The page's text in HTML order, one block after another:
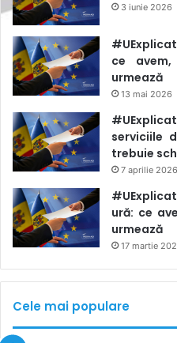
3 iunie 2026
ce
urmează
13 mai 2026
serviciile
trebuie
7 aprilie 2026
ură: ce
urmează
17 martie
Cele mai populare